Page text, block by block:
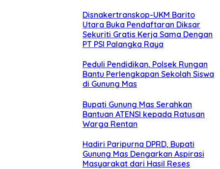
Disnakertranskop-UKM Barito
Utara Buka Pendaftaran Diksar
Sekuriti Gratis Kerja Sama Dengan
PT PSI Palangka Raya
Peduli Pendidikan, Polsek Rungan
Bantu Perlengkapan Sekolah Siswa
di Gunung Mas
Bupati Gunung Mas Serahkan
Bantuan ATENSI kepada Ratusan
Warga Rentan
Hadiri Paripurna DPRD, Bupati
Gunung Mas Dengarkan Aspirasi
Masyarakat dari Hasil Reses